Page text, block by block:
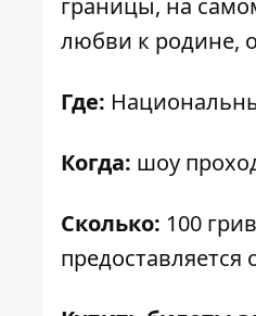
границы, на
любви к родине,
Где:
Когда: шоу
Сколько: 100
предоставляется